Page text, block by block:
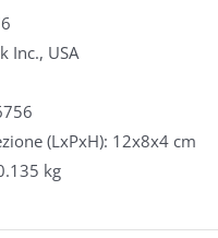
Inc., USA
(LxPxH): 12x8x4 cm
kg